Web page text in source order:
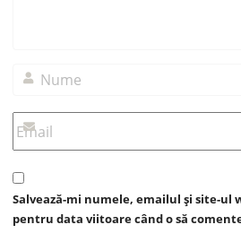
Salvează-mi numele, emailul și site-ul
pentru data viitoare când o să